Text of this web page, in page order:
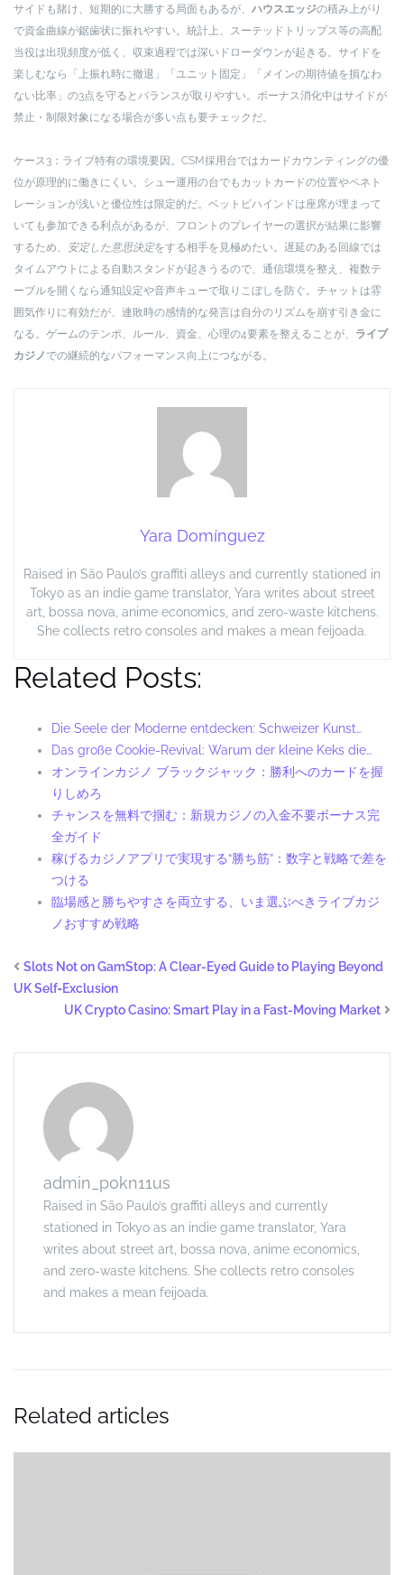
サイドも賭け、短期的に大勝する局面もあるが、 ハウスエッジの積み上がり
で資金曲線が鋸歯状に振れやすい。統計上、スーテッドトリップス等の高配
当役は出現頻度が低く、収束過程では深いドローダウンが起きる。サイドを
楽しむなら「上振れ時に撤退」「ユニット固定」「メインの期待値を損なわ
ない比率」の3点を守るとバランスが取りやすい。ボーナス消化中はサイドが
禁止・制限対象になる場合が多い点も要チェックだ。
ケース3：ライブ特有の環境要因。CSM採用台ではカードカウンティングの優
位が原理的に働きにくい。シュー運用の台でもカットカードの位置やペネト
レーションが浅いと優位性は限定的だ。ベットビハインドは座席が埋まって
いても参加できる利点があるが、フロントのプレイヤーの選択が結果に影響
するため、 安定した意思決定をする相手を見極めたい。遅延のある回線では
タイムアウトによる自動スタンドが起きうるので、通信環境を整え、複数テ
ーブルを開くなら通知設定や音声キューで取りこぼしを防ぐ。チャットは雰
囲気作りに有効だが、連敗時の感情的な発言は自分のリズムを崩す引き金に
なる。ゲームのテンポ、ルール、資金、心理の4要素を整えることが、 ライブ
カジノ での継続的なパフォーマンス向上につながる。
Yara Domínguez
Raised in São Paulo’s graffiti alleys and currently stationed in
Tokyo as an indie game translator, Yara writes about street
art, bossa nova, anime economics, and zero-waste kitchens.
She collects retro consoles and makes a mean feijoada.
Related Posts:
Die Seele der Moderne entdecken: Schweizer Kunst…
Das große Cookie-Revival: Warum der kleine Keks die…
オンラインカジノ ブラックジャック：勝利へのカードを握
りしめろ
チャンスを無料で掴む：新規カジノの入金不要ボーナス完
全ガイド
稼げるカジノアプリで実現する“勝ち筋”：数字と戦略で差を
つける
臨場感と勝ちやすさを両立する、いま選ぶべきライブカジ
ノおすすめ戦略
Slots Not on GamStop: A Clear-Eyed Guide to Playing Beyond
UK Self‑Exclusion
UK Crypto Casino: Smart Play in a Fast-Moving Market
admin_p0kn11us
Raised in São Paulo’s graffiti alleys and currently
stationed in Tokyo as an indie game translator, Yara
writes about street art, bossa nova, anime economics,
and zero-waste kitchens. She collects retro consoles
and makes a mean feijoada.
Related articles